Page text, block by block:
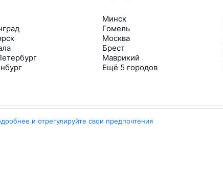
Минск
Гомель
Москва
Брест
Маврикий
Ещё 5 городов
и отрегулируйте свои предпочтения